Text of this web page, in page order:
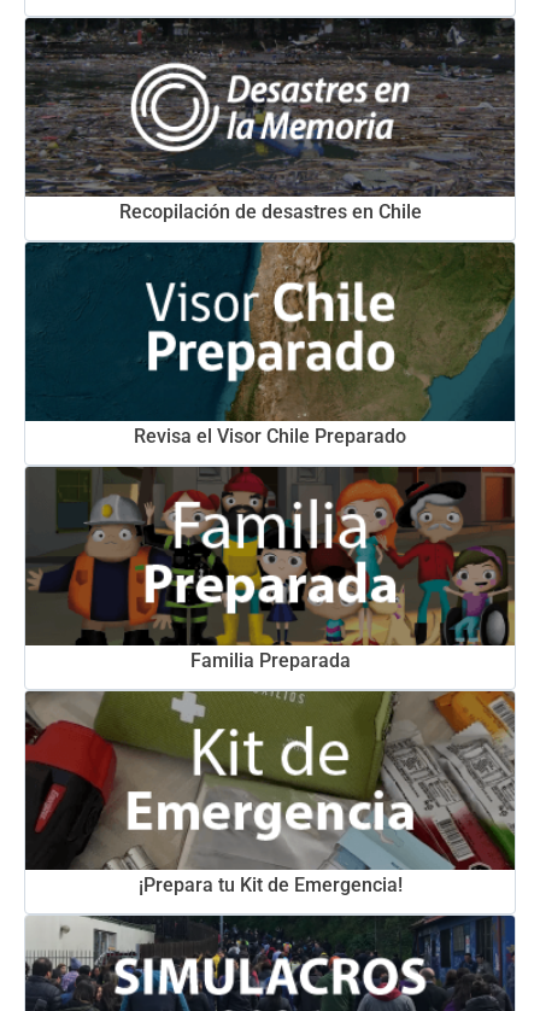
Recopilación de desastres en Chile
Revisa el Visor Chile Preparado
Familia Preparada
¡Prepara tu Kit de Emergencia!